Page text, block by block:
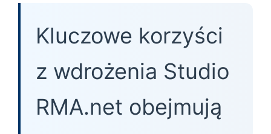
Kluczowe korzyści
z wdrożenia Studio
RMA.net obejmują